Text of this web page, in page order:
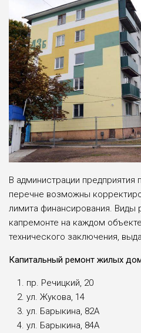
В администрации предприятия
перечне возможны
лимита финансирования. Виды
капремонте на каждом
технического заключения,
Капитальный ремонт жилых
пр. Речицкий, 20
ул. Жукова, 14
ул. Барыкина, 82А
ул. Барыкина, 84А